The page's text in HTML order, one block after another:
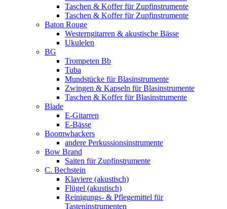
Taschen & Koffer für Zupfinstrumente
Taschen & Koffer für Zupfinstrumente
Baton Rouge
Westerngitarren & akustische Bässe
Ukulelen
BG
Trompeten Bb
Tuba
Mundstücke für Blasinstrumente
Zwingen & Kapseln für Blasinstrumente
Taschen & Koffer für Blasinstrumente
Blade
E-Gitarren
E-Bässe
Boomwhackers
andere Perkussionsinstrumente
Bow Brand
Saiten für Zupfinstrumente
C. Bechstein
Klaviere (akustisch)
Flügel (akustisch)
Reinigungs- & Pflegemittel für
Tasteninstrumenten